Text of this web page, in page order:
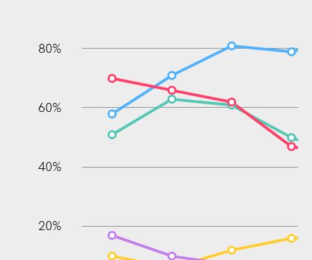
80%
60%
40%
20%